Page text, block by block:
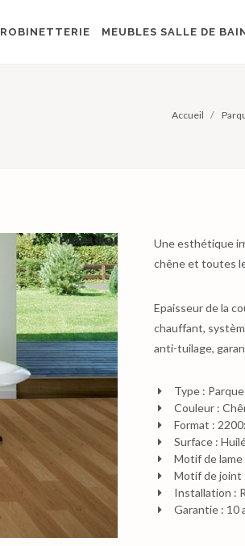
ROBINETTERIE MEUBLES SALLE DE
Accueil
Une esthétique
chêne et toutes
Epaisseur de la
chauffant,
anti-tuilage,
Type :
Couleur :
Format :
Surface :
Motif de lame
Motif de joint
Installation :
Garantie : 10